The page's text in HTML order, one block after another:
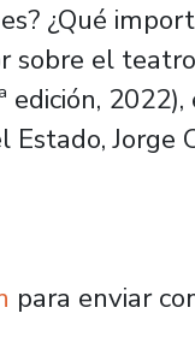
¿Qué
sobre el
edición,
Estado, Jorge
un libro #8:
para enviar